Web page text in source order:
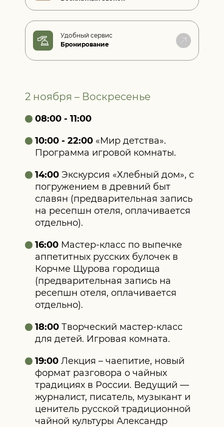
Удобный сервис
Бронирование
2 ноября – Воскресенье
08:00 - 11:00
10:00 - 22:00 «Мир детства».
Программа игровой комнаты.
14:00 Экскурсия «Хлебный дом», с
погружением в древний быт
славян (предварительная запись
на ресепшн отеля, оплачивается
отдельно).
16:00 Мастер‑класс по выпечке
аппетитных русских булочек в
Корчме Щурова городища
(предварительная запись на
ресепшн отеля, оплачивается
отдельно).
18:00 Творческий мастер‑класс
для детей. Игровая комната.
19:00 Лекция – чаепитие, новый
формат разговора о чайных
традициях в России. Ведущий —
журналист, писатель, музыкант и
ценитель русской традиционной
чайной культуры Александр